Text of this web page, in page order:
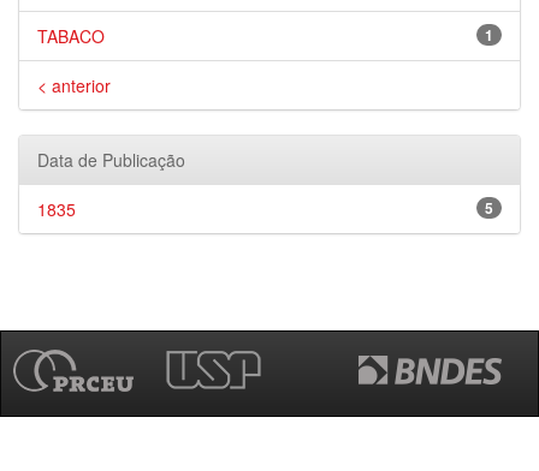
1
TABACO
< anterior
Data de Publicação
5
1835